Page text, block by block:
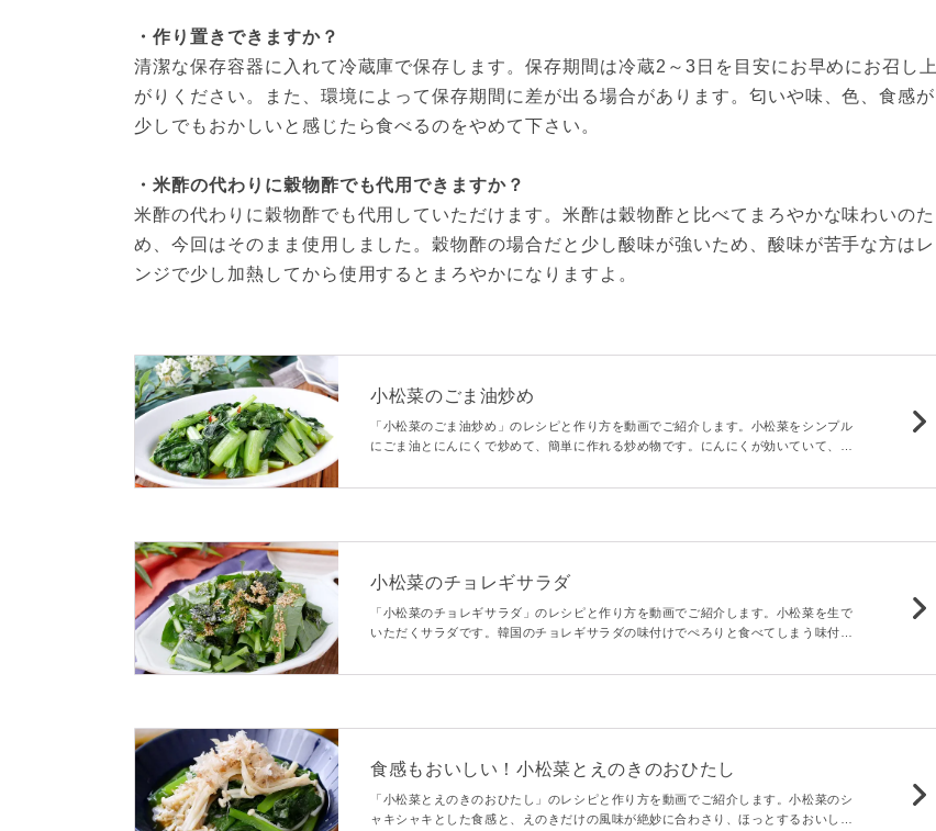
・作り置きできますか？
清潔な保存容器に入れて冷蔵庫で保存します。保存期間は冷蔵2～3日を目安にお早めにお召し上
がりください。また、環境によって保存期間に差が出る場合があります。匂いや味、色、食感が
少しでもおかしいと感じたら食べるのをやめて下さい。
・米酢の代わりに穀物酢でも代用できますか？
米酢の代わりに穀物酢でも代用していただけます。米酢は穀物酢と比べてまろやかな味わいのた
め、今回はそのまま使用しました。穀物酢の場合だと少し酸味が強いため、酸味が苦手な方はレ
ンジで少し加熱してから使用するとまろやかになりますよ。
小松菜のごま油炒め
「小松菜のごま油炒め」のレシピと作り方を動画でご紹介します。小松菜をシンプル
にごま油とにんにくで炒めて、簡単に作れる炒め物です。にんにくが効いていて、ご
小松菜のチョレギサラダ
「小松菜のチョレギサラダ」のレシピと作り方を動画でご紹介します。小松菜を生で
いただくサラダです。韓国のチョレギサラダの味付けでぺろりと食べてしまう味付け
食感もおいしい！小松菜とえのきのおひたし
「小松菜とえのきのおひたし」のレシピと作り方を動画でご紹介します。小松菜のシ
ャキシャキとした食感と、えのきだけの風味が絶妙に合わさり、ほっとするおいしさ